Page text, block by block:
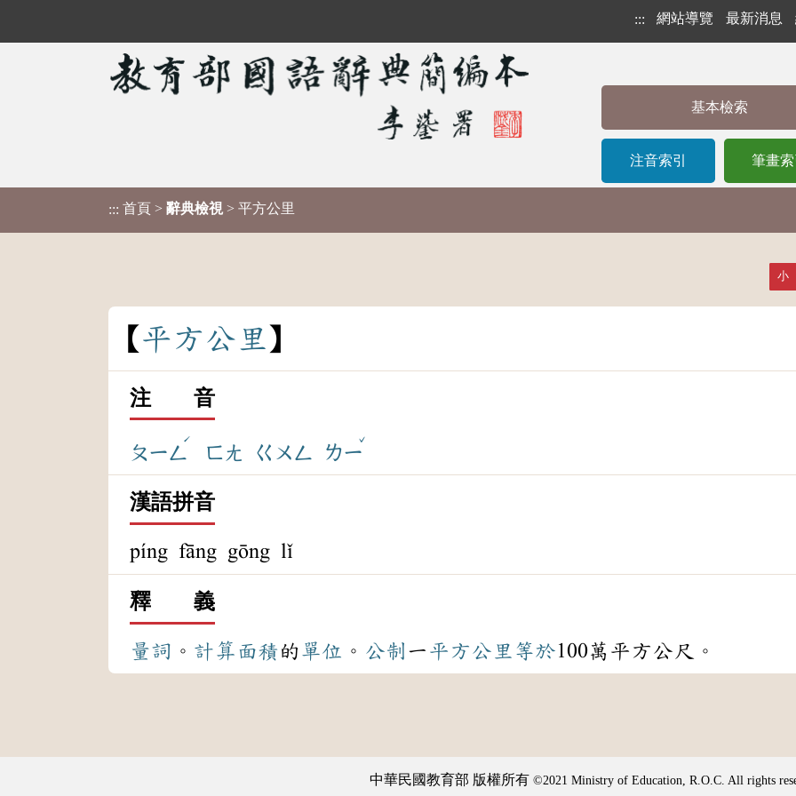
::: 網站導覽 最新消息
基本檢索
注音索引 筆畫索
::: 首頁 > 辭典檢視 > 平方公里
小
平方公 里
注 音
ㄆㄧㄥ
ˊ
ㄈㄤ ㄍㄨㄥ ㄌㄧ
ˇ
漢語拼音
píng fāng gōng lǐ
釋 義
量詞 。 計算 面積的 單位 。 公制 一 平方公里 等於100萬平方公尺。
中華民國教育部 版權所有 ©2021 Ministry of Education, R.O.C. All rights